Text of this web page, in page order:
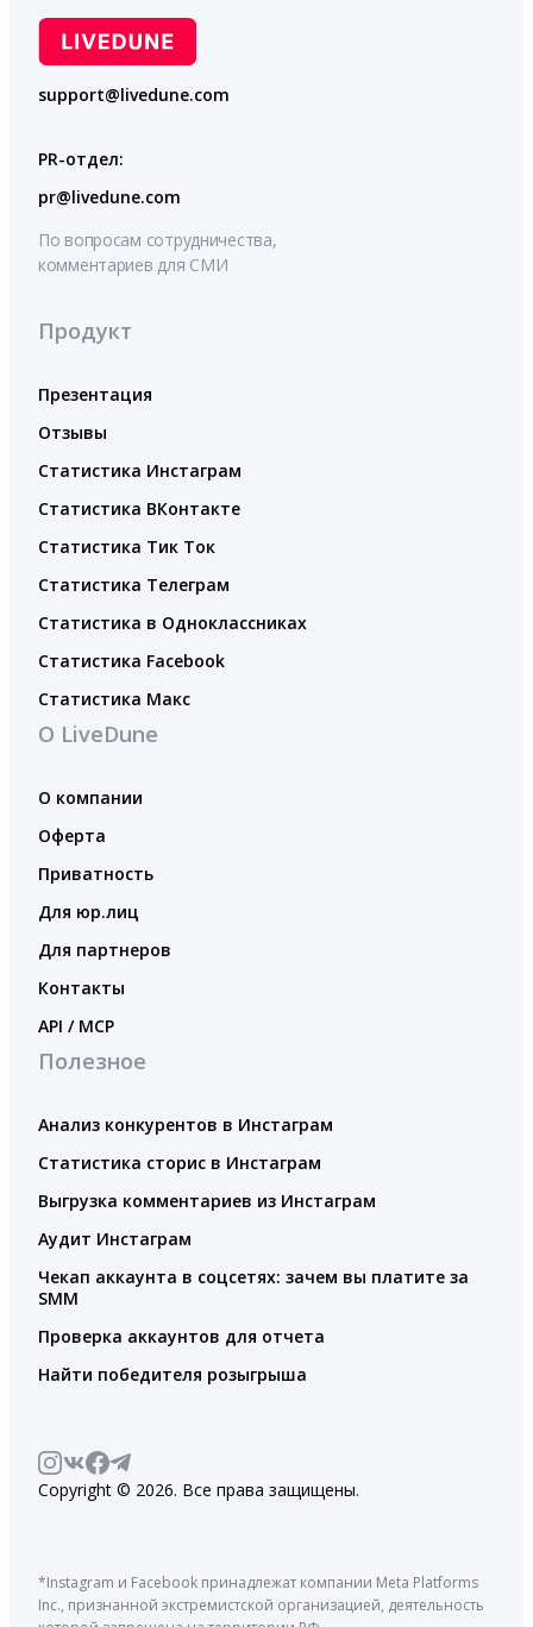
support@livedune.com
PR-отдел:
pr@livedune.com
По вопросам сотрудничества,
комментариев для СМИ
Продукт
Презентация
Отзывы
Статистика Инстаграм
Статистика ВКонтакте
Статистика Тик Ток
Статистика Телеграм
Статистика в Одноклассниках
Статистика Facebook
Статистика Макс
О LiveDune
О компании
Оферта
Приватность
Для юр.лиц
Для партнеров
Контакты
API / MCP
Полезное
Анализ конкурентов в Инстаграм
Статистика сторис в Инстаграм
Выгрузка комментариев из Инстаграм
Аудит Инстаграм
Чекап аккаунта в соцсетях: зачем вы платите за
SMM
Проверка аккаунтов для отчета
Найти победителя розыгрыша
Copyright © 2026. Все права защищены.
*Instagram и Facebook принадлежат компании Meta Platforms
Inc., признанной экстремистской организацией, деятельность